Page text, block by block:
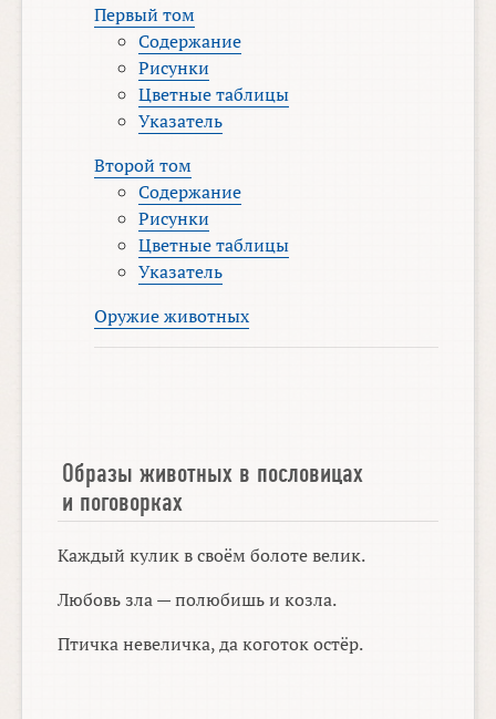
Первый том
Содержание
Рисунки
Цветные таблицы
Указатель
Второй том
Содержание
Рисунки
Цветные таблицы
Указатель
Оружие животных
Образы животных в пословицах
и поговорках
Каждый кулик в своём болоте велик.
Любовь зла — полюбишь и козла.
Птичка невеличка, да коготок остёр.